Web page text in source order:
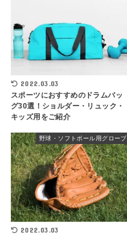
2022.03.03
スポーツにおすすめのドラムバッ
グ30選！ショルダー・リュック・
キッズ用をご紹介
野球・ソフトボール用グローブ
2022.03.03